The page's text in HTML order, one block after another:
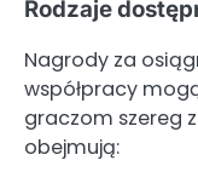
Rodzaje
Nagrody za
współpracy
graczom szereg
obejmują: